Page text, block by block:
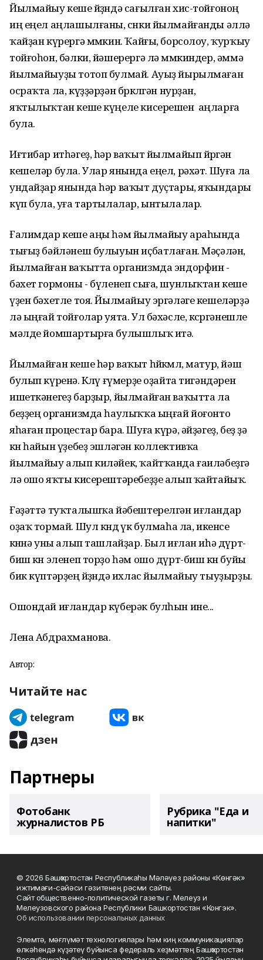
Йылмайыу кеше йөҙөндә сағылған хис-тойғоноң
иң еңел аңлашылғаны, сөнки йылмайғанды әллә
ҡайҙан күрергә мөмкин. Ҡайғы, борсолоу, ҡурҡыу
тойғоһон, бәлки, йәшерергә лә мөмкиндер, әммә
йылмайыуҙы тотоп булмай. Ауыҙ йырылмаған
осраҡта ла, күҙҙәрҙән бөркөлгән нурҙан,
яҡтылыҡтан кеше күңеле кисерешен аңларға
була.
Иғтибар итһәгеҙ, һәр ваҡыт йылмайып йөрөгән
кешеләр була. Улар янында еңел, рәхәт. Шуға ла
ундайҙар янында һәр ваҡыт дуҫтары, яҡындары
күп була, уға тартылалар, ынтылалар.
Ғалимдар кеше аңы һәм йылмайыу араһында
тығыҙ бәйләнеш булыуын иҫбатлаған. Мәҫәлән,
йылмайған ваҡытта организмда эндорфин -
бәхет гормоны - бүленеп сыға, шунлыҡтан кеше
үҙен бәхетле тоя. Йылмайыу эргәләге кешеләрҙә
лә ыңғай тойғолар уята. Ул бәхәсле, көсөргәнешле
мәлде йомшартырға булышлыҡ итә.
Йылмайған кеше һәр ваҡыт һөйкөмлө, матур, йәш
булып күренә. Көлөү ғүмерҙе оҙайта тигәндәрен
ишеткәнегеҙ барҙыр, йылмайған ваҡытта ла
беҙҙең организмда һаулыҡҡа ыңғай йоғонто
яһаған процестар бара. Шуға күрә, әйҙәгеҙ, беҙ ҙә
көн һайын үҙебеҙ эшләгән коллективҡа
йылмайыу алып киләйек, ҡайтҡанда ғаиләбеҙгә
лә ошо яҡты кисерештәребеҙҙе алып ҡайтайыҡ.
Ғәҙәттә туҡталышҡа йәбештерелгән иғландар
оҙаҡ тормай. Шул көндө үк булмаһа ла, икенсе
көнөнә уны алып ташлайҙар. Был иғлан иһә дүрт-
биш көн эленеп торҙо һәм ошо дүрт-биш көн буйы
бик күптәрҙең йөҙөндә ихлас йылмайыу тыуҙырҙы.
Ошондай иғландар күберәк булһын ине...
Лена Абдрахманова.
Автор:
Читайте нас
Партнеры
Фотобанк
журналистов РБ
Рубрика "Еда и
напитки"
© 2026 Башҡортостан Республикаһы Мәләүез районы «Көнгәк»
ижтимағи-сәйәси гәзитенең рәсми сайты.
Сайт общественно-политической газеты г. Мелеуз и
Мелеузовского района Республики Башкортостан «Конгэк».
Об использовании персональных данных
Элемтә, мәғлүмәт технологиялары һәм киң коммуникациялар
өлкәһендә күҙәтеү буйынса федераль хеҙмәттең Башҡортостан